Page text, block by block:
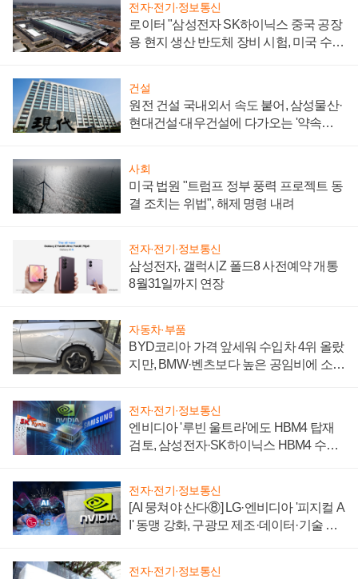
전자·전기·정보통신
로이터 "삼성전자 SK하이닉스 중국 공장
용 현지 생산 반도체 장비 시험, 미국 수출
건설
원전 건설 국내외서 속도 붙어, 삼성물산·
현대건설·대우건설에 다가오는 '약속의
사회
미국 법원 "트럼프 정부 풍력 프로젝트 동
결 조치는 위법", 해제 명령 내려
전자·전기·정보통신
삼성전자, 갤럭시Z 폴드8 사전예약 개통
8월31일까지 연장
자동차·부품
BYD코리아 가격 앞세워 수입차 4위 올랐
지만, BMW·벤츠보다 높은 공임비에 소비
전자·전기·정보통신
엔비디아 '루빈 울트라'에도 HBM4 탑재
검토, 삼성전자·SK하이닉스 HBM4 수율
전자·전기·정보통신
[AI 뭉쳐야 산다⑧] LG·엔비디아 '피지컬 A
I' 동맹 강화, 구광모 제조·데이터·기술 결
전자·전기·정보통신